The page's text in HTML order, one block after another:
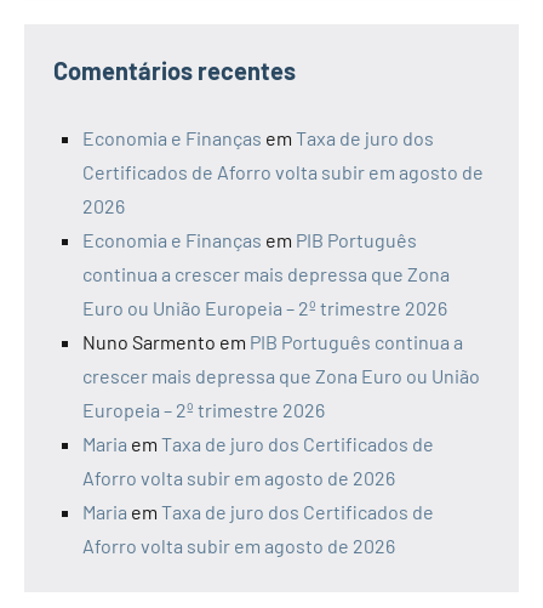
Comentários recentes
Economia e Finanças em Taxa de juro dos
Certificados de Aforro volta subir em agosto de
2026
Economia e Finanças em PIB Português
continua a crescer mais depressa que Zona
Euro ou União Europeia – 2º trimestre 2026
Nuno Sarmento em PIB Português continua a
crescer mais depressa que Zona Euro ou União
Europeia – 2º trimestre 2026
Maria em Taxa de juro dos Certificados de
Aforro volta subir em agosto de 2026
Maria em Taxa de juro dos Certificados de
Aforro volta subir em agosto de 2026